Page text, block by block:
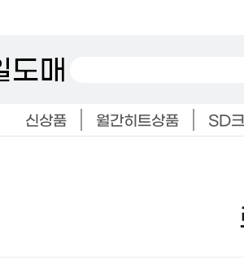
신상품 월간히트상품 SD